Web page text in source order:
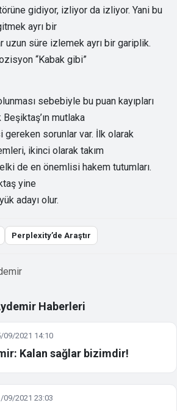
gidiyor, izliyor da izliyor. Yani bu
ayrı bir
uzun süre izlemek ayrı bir gariplik.
“Kabak gibi”
sebebiyle bu puan kayıpları
mutlaka
gereken sorunlar var. İlk olarak
ikinci olarak takım
de en önemlisi hakem tutumları.
yine
adayı olur.
Perplexity’de Araştır
Haberleri
09/2021 14:10
Kalan sağlar bizimdir!
09/2021 23:03